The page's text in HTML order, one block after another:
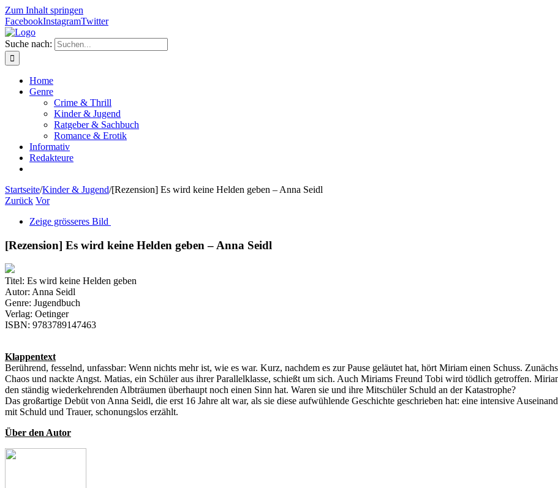
Zum Inhalt springen
FacebookInstagramTwitter
Suche nach:
Home
Genre
Crime & Thrill
Kinder & Jugend
Ratgeber & Sachbuch
Romance & Erotik
Informativ
Redakteure
Startseite/Kinder & Jugend/[Rezension] Es wird keine Helden geben – Anna Seidl
Zurück Vor
Zeige grösseres Bild
[Rezension] Es wird keine Helden geben – Anna Seidl
Titel: Es wird keine Helden geben
Autor: Anna Seidl
Genre: Jugendbuch
Verlag: Oetinger
ISBN: 9783789147463
Klappentext
Berührend, fesselnd, unfassbar: Wenn nichts mehr ist, wie es war. Kurz, nachdem es zur Pause geläutet hat, hört Miriam einen Schuss.
Chaos und nackte Angst. Matias, ein Schüler aus ihrer Parallelklasse, schießt um sich. Auch Miriams Freund Tobi wird tödlich getroffen.
den ständig wiederkehrenden Albträumen überhaupt noch einen Sinn hat. Waren sie und ihre Mitschüler Schuld an der Katastrophe?
Das großartige Debüt von Anna Seidl, die erst 16 Jahre alt war, als sie diese aufwühlende Geschichte geschrieben hat: eine intensive
mit Schuld und Trauer, schonungslos erzählt.
Über den Autor